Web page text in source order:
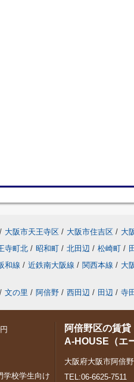
/ 大阪市天王寺区 / 大阪市住吉区 / 大
寺町北 / 昭和町 / 北田辺 / 松崎町 /
和線 / 近鉄南大阪線 / 関西本線 / 大
/ 文の里 / 阿倍野 / 西田辺 / 田辺 / 寺
学校学生向け
阿倍野区の賃
A-HOUSE（エ
大阪府大阪市阿倍
TEL:06-6625-7511